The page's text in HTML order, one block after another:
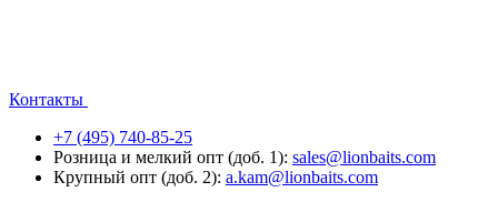
Контакты
+7 (495) 740-85-25
Розница и мелкий опт (доб. 1): sales@lionbaits.com
Крупный опт (доб. 2): a.kam@lionbaits.com